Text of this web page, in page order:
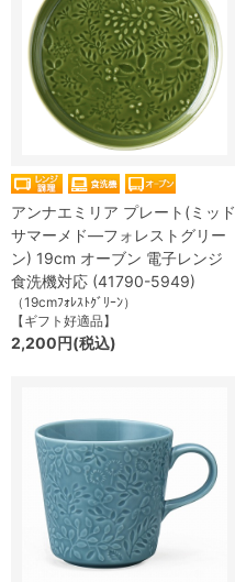
アンナエミリア プレート(ミッド
サマーメド―フォレストグリー
ン) 19cm オーブン 電子レンジ
食洗機対応 (41790-5949)
（19cmﾌｫﾚｽﾄｸﾞﾘｰﾝ）
【ギフト好適品】
2,200円(税込)